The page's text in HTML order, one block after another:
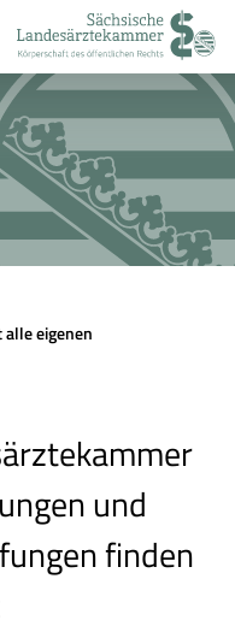
eigenen
und
finden